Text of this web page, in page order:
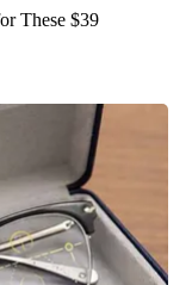
These $39